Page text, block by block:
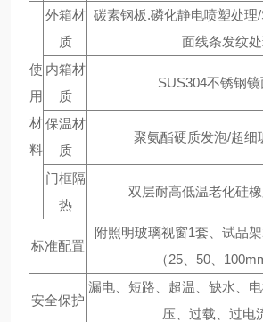
使
用
材
料
外箱材
质
碳素钢板.磷化静电喷塑处理
面线条发纹
内箱材
质
SUS304不锈钢镜
保温材
质
聚氨酯硬质发泡/超细
门框隔
热
双层耐高低温老化硅
标准配置
附照明玻璃视窗1套、试品
（25、50、
安全保护
漏电、短路、超温、缺水、
压、过载、过电